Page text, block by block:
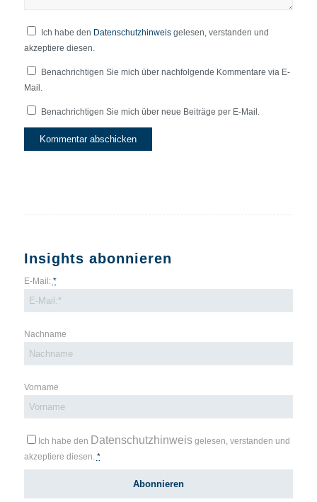
Ich habe den Datenschutzhinweisgelesen, verstanden und
akzeptiere diesen.
Benachrichtigen Sie mich über nachfolgende Kommentare via E-
Mail.
Benachrichtigen Sie mich über neue Beiträge per E-Mail.
Insights abonnieren
E-Mail: *
Nachname
Vorname
Ich habe den Datenschutzhinweisgelesen, verstanden und
akzeptiere diesen. *